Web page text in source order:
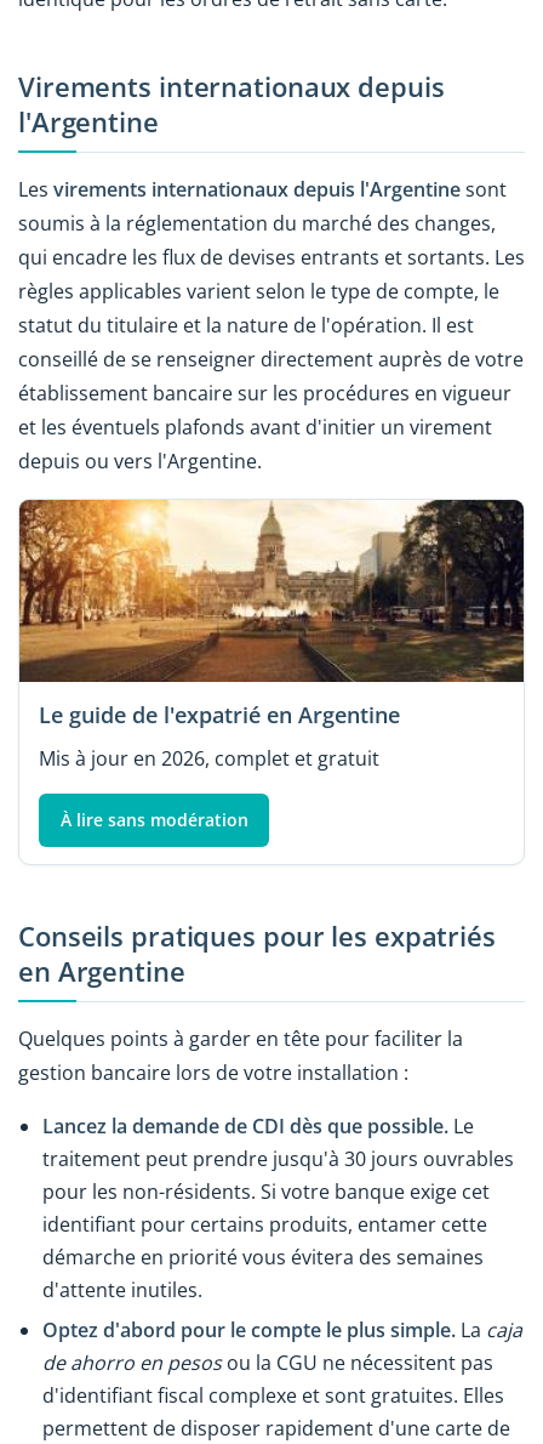
Virements internationaux depuis
l'Argentine
Les virements internationaux depuis l'Argentinesont
soumis à la réglementation du marché des changes,
qui encadre les flux de devises entrants et sortants. Les
règles applicables varient selon le type de compte, le
statut du titulaire et la nature de l'opération. Il est
conseillé de se renseigner directement auprès de votre
établissement bancaire sur les procédures en vigueur
et les éventuels plafonds avant d'initier un virement
depuis ou vers l'Argentine.
Le guide de l'expatrié en Argentine
Mis à jour en 2026, complet et gratuit
À lire sans modération
Conseils pratiques pour les expatriés
en Argentine
Quelques points à garder en tête pour faciliter la
gestion bancaire lors de votre installation :
Lancez la demande de CDI dès que possible. Le
traitement peut prendre jusqu'à 30 jours ouvrables
pour les non-résidents. Si votre banque exige cet
identifiant pour certains produits, entamer cette
démarche en priorité vous évitera des semaines
d'attente inutiles.
Optez d'abord pour le compte le plus simple. La caja
de ahorro en pesosou la CGU ne nécessitent pas
d'identifiant fiscal complexe et sont gratuites. Elles
permettent de disposer rapidement d'une carte de